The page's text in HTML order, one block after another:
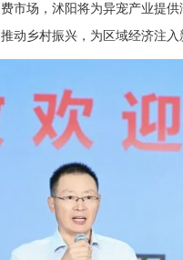
市场，沭阳将为异宠产业提
动乡村振兴，为区域经济注入